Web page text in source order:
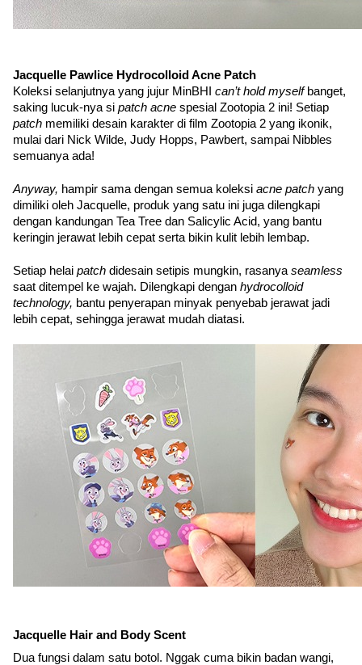
Jacquelle Pawlice Hydrocolloid Acne Patch
Koleksi selanjutnya yang jujur MinBHI can’t hold myself banget,
saking lucuk-nya si patch acne
patch memiliki desain karakter di film Zootopia 2 yang ikonik,
mulai dari Nick Wilde, Judy Hopps, Pawbert, sampai Nibbles
semuanya ada!
Anyway, hampir sama dengan semua koleksi acne patch yang
dimiliki oleh Jacquelle, produk yang satu ini juga dilengkapi
dengan kandungan Tea Tree dan Salicylic Acid, yang bantu
keringin jerawat lebih cepat serta bikin kulit lebih lembap.
Setiap helai patch didesain setipis mungkin, rasanya
saat ditempel ke wajah. Dilengkapi dengan hydrocolloid
technology, bantu penyerapan minyak penyebab jerawat jadi
lebih cepat, sehingga jerawat mudah diatasi.
Jacquelle Hair and Body Scent
Dua fungsi dalam satu botol. Nggak cuma bikin badan wangi,